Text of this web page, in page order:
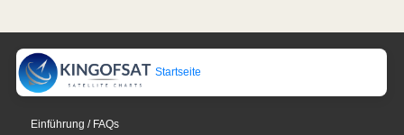
Startseite
Einführung / FAQs